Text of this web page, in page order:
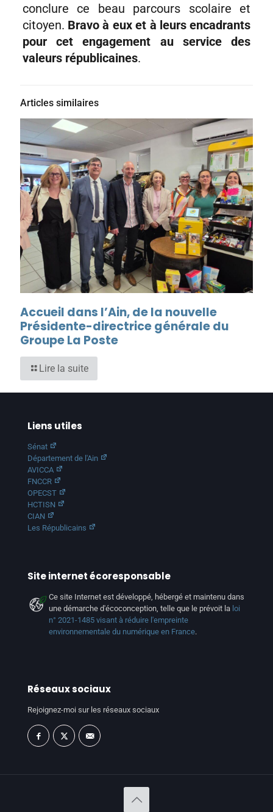
conclure ce beau parcours scolaire et
citoyen. Bravo à eux et à leurs encadrants
pour cet engagement au service des
valeurs républicaines.
Articles similaires
Accueil dans l’Ain, de la nouvelle
Présidente-directrice générale du
Groupe La Poste
Lire la suite
Liens utiles
Sénat
Département de l'Ain
AVICCA
FNCCR
OPECST
HCTISN
CIAN
Les Républicains
Site internet écoresponsable
Ce site Internet est développé, hébergé et maintenu dans
une démarche d'écoconception, telle que le prévoit la loi
n° 2021-1485 visant à réduire l'empreinte
environnementale du numérique en France.
Réseaux sociaux
Rejoignez-moi sur les réseaux sociaux